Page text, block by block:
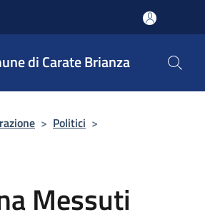
di Carate Brianza
> Politici >
Messuti